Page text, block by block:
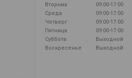
Вторник
09:00-17:00
Среда
09:00-17:00
Четверг
09:00-17:00
Пятница
09:00-17:00
Суббота
Выходной
Воскресенье
Выходной